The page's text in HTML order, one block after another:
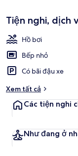
Tiện nghi, dịch
Hồ bơi
Bếp nhỏ
Có bãi đậu xe
Xem tất cả
Các tiện nghi
Như đang ở